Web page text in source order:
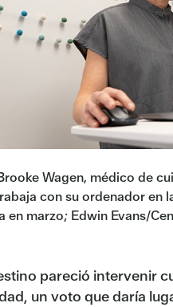
Wagen, médico de
con su ordenador en
en marzo; Edwin Evans/
pareció intervenir
un voto que daría